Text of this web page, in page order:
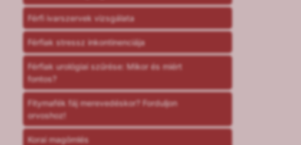
Férfi ivarszervek vizsgálata
Férfiak stressz inkontinenciája
Férfiak urológiai szűrése: Mikor és miért
fontos?
Fitymafék fáj merevedéskor? Forduljon
orvoshoz!
Korai magömlés